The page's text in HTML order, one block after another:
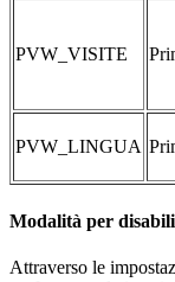
PVW_VISITE
PVW_LINGUA
Modalità per
Attraverso le